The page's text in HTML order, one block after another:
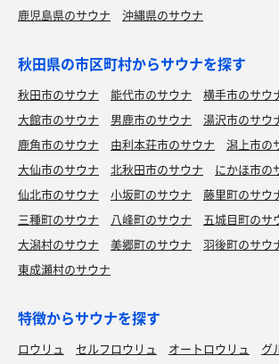
鹿児島県のサウナ
沖縄県のサウナ
秋田県の市区町村からサウナを探す
秋田市のサウナ 能代市のサウナ
横手市のサウ
大館市のサウナ
男鹿市のサウナ
湯沢市のサウ
鹿角市のサウナ
由利本荘市のサウナ
潟上市の
大仙市のサウナ
北秋田市のサウナ
にかほ市の
仙北市のサウナ
小坂町のサウナ
藤里町のサウ
三種町のサウナ
八峰町のサウナ
五城目町のサ
大潟村のサウナ
美郷町のサウナ
羽後町のサウ
東成瀬村のサウナ
特徴からサウナを探す
ロウリュ セルフロウリュ オートロウリュ
グ